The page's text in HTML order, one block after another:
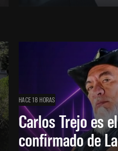
HACE 18 HORAS
Carlos Trejo es
confirmado de